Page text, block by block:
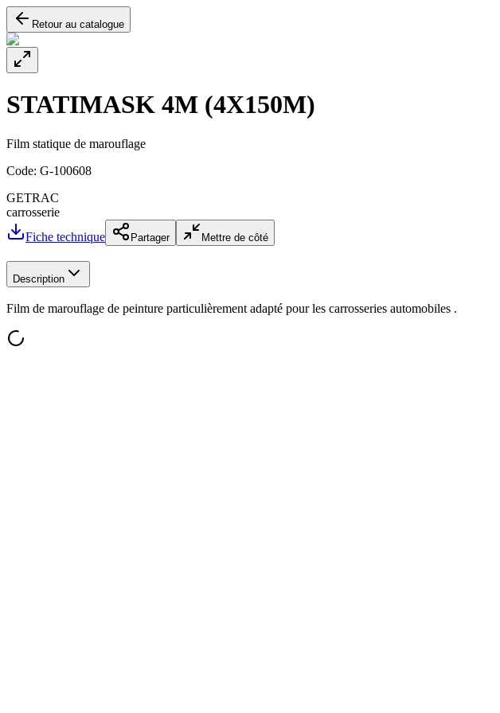
Retour au catalogue
STATIMASK 4M (4X150M)
Film statique de marouflage
Code: G-100608
GETRAC
carrosserie
Fiche technique
Partager Mettre de côté
Description
Film de marouflage de peinture particulièrement adapté pour les carrosseries automobiles .